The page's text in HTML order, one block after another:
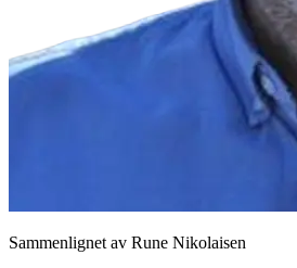
Sammenlignet av Rune Nikolaisen